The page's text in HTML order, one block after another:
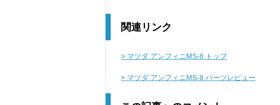
関連リンク
> マツダ アンフィニMS-8 トップ
> マツダ アンフィニMS-8 パーツレビュー